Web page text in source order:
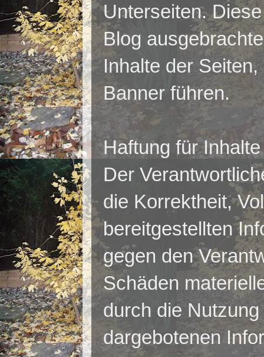
Unterseiten.
Blog
Inhalte der
Banner führen.
Haftung für Inhalte
Der
die Korrektheit,
bereitgestellten
gegen den
Schäden
durch die
dargebotenen